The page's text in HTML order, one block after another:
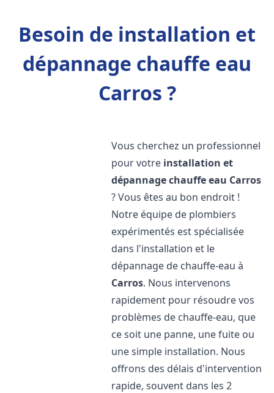
Besoin de installation et
dépannage chauffe eau
Carros ?
Vous cherchez un professionnel
pour votre installation et
dépannage chauffe eau Carros
? Vous êtes au bon endroit !
Notre équipe de plombiers
expérimentés est spécialisée
dans l'installation et le
dépannage de chauffe-eau à
Carros. Nous intervenons
rapidement pour résoudre vos
problèmes de chauffe-eau, que
ce soit une panne, une fuite ou
une simple installation. Nous
offrons des délais d'intervention
rapide, souvent dans les 2